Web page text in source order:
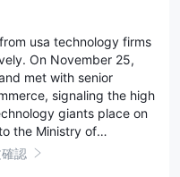
HarmonyOS. (Sina
new smartphones
with native
usa technology firms
On November 25,
met with senior
signaling the high
giants place on
the Ministry of
international trade
from usa
visiting china
nvidia executives
officials from
the high
technology giants
According to the
認